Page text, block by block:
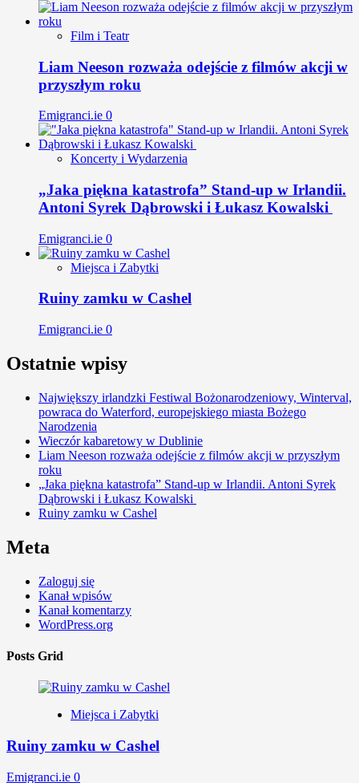
Film i Teatr
Liam Neeson rozważa odejście z filmów akcji w
przyszłym roku
Emigranci.ie 0
Koncerty i Wydarzenia
„Jaka piękna katastrofa” Stand-up w Irlandii.
Antoni Syrek Dąbrowski i Łukasz Kowalski
Emigranci.ie 0
Miejsca i Zabytki
Ruiny zamku w Cashel
Emigranci.ie 0
Ostatnie wpisy
Największy irlandzki Festiwal Bożonarodzeniowy, Winterval,
powraca do Waterford, europejskiego miasta Bożego
Narodzenia
Wieczór kabaretowy w Dublinie
Liam Neeson rozważa odejście z filmów akcji w przyszłym
roku
„Jaka piękna katastrofa” Stand-up w Irlandii. Antoni Syrek
Dąbrowski i Łukasz Kowalski
Ruiny zamku w Cashel
Meta
Zaloguj się
Kanał wpisów
Kanał komentarzy
WordPress.org
Posts Grid
Miejsca i Zabytki
Ruiny zamku w Cashel
Emigranci.ie 0